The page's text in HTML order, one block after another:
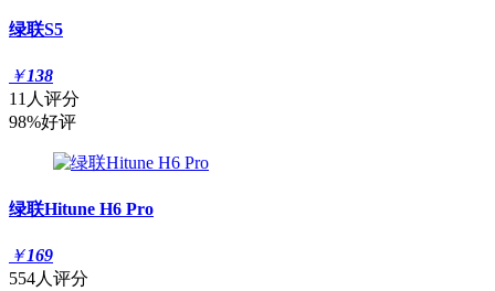
绿联S5
￥138
11人评分
98%好评
绿联Hitune H6 Pro
￥169
554人评分